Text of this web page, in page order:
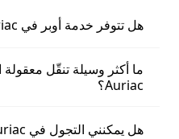
هل تتوفر خدمة أوبر في Auriac؟
ما أكثر وسيلة تنقّل
Auriac؟
هل يمكنني التجول في Auriac بدون سيارة؟